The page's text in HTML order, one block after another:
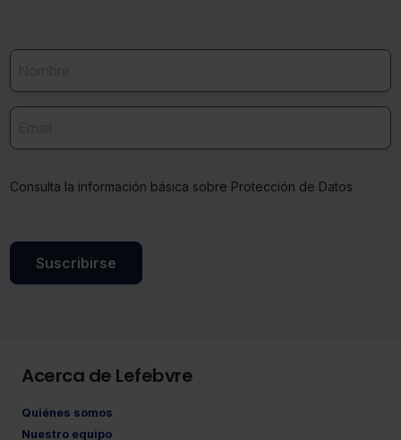
Consulta la información básica sobre Protección de Datos
Suscribirse
Acerca de Lefebvre
Quiénes somos
Nuestro equipo